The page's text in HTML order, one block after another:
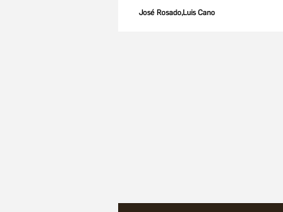
José Rosado,Luis Cano